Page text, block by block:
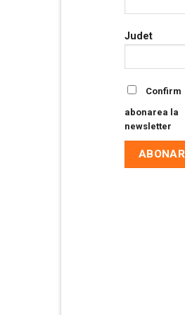
Judet
Confirm
abonarea la
newsletter